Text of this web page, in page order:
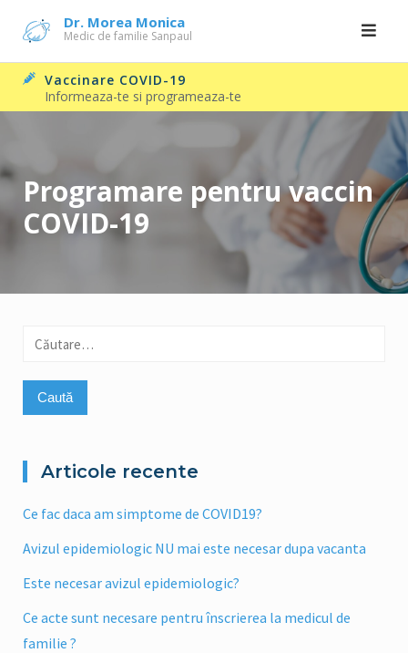
content
Dr. Morea Monica
Medic de familie Sanpaul
Vaccinare COVID-19
Informeaza-te si programeaza-te
Programare pentru vaccin
COVID-19
Caută
Articole recente
Ce fac daca am simptome de COVID19?
Avizul epidemiologic NU mai este necesar dupa vacanta
Este necesar avizul epidemiologic?
Ce acte sunt necesare pentru înscrierea la medicul de
familie ?